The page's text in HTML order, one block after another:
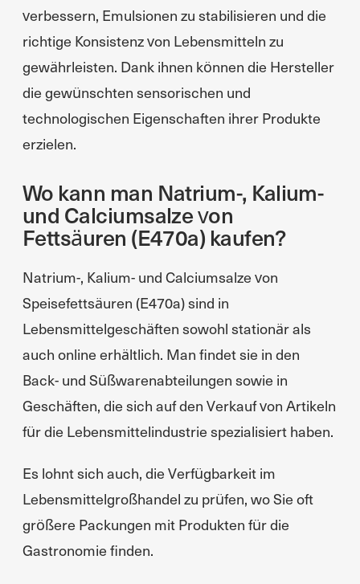
verbessern, Emulsionen zu stabilisieren und die
richtige Konsistenz von Lebensmitteln zu
gewährleisten. Dank ihnen können die Hersteller
die gewünschten sensorischen und
technologischen Eigenschaften ihrer Produkte
erzielen.
Wo kann man Natrium-, Kalium-
und Calciumsalze von
Fettsäuren (E470a) kaufen?
Natrium-, Kalium- und Calciumsalze von
Speisefettsäuren (E470a) sind in
Lebensmittelgeschäften sowohl stationär als
auch online erhältlich. Man findet sie in den
Back- und Süßwarenabteilungen sowie in
Geschäften, die sich auf den Verkauf von Artikeln
für die Lebensmittelindustrie spezialisiert haben.
Es lohnt sich auch, die Verfügbarkeit im
Lebensmittelgroßhandel zu prüfen, wo Sie oft
größere Packungen mit Produkten für die
Gastronomie finden.